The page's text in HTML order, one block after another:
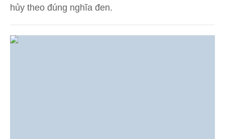
hủy theo đúng nghĩa đen.